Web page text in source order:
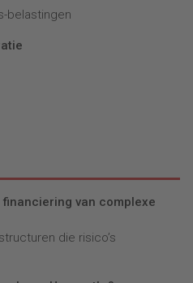
belastingen
financiering van complexe
die risico’s